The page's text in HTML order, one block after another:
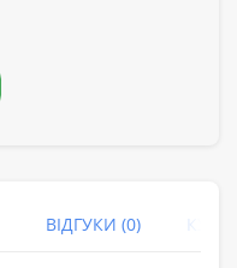
ВІДГУКИ (0)